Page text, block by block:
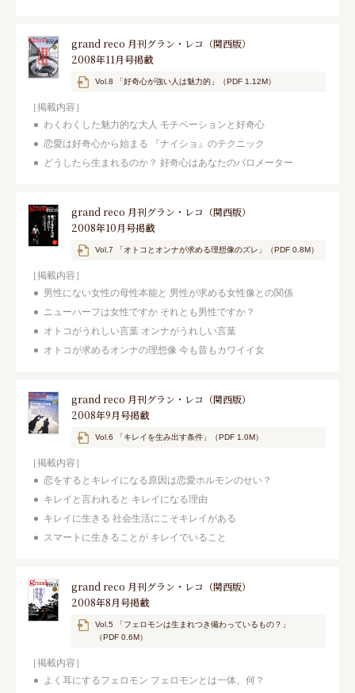
grand reco 月刊グラン・レコ（関西版）
2008年11月号掲載
Vol.8 「好奇心が強い人は魅力的」（PDF 1.12M）
［掲載内容］
わくわくした魅力的な大人 モチベーションと好奇心
恋愛は好奇心から始まる 『ナイショ』のテクニック
どうしたら生まれるのか？ 好奇心はあなたのバロメーター
grand reco 月刊グラン・レコ（関西版）
2008年10月号掲載
Vol.7 「オトコとオンナが求める理想像のズレ」（PDF 0.8M）
［掲載内容］
男性にない女性の母性本能と 男性が求める女性像との関係
ニューハーフは女性ですか それとも男性ですか？
オトコがうれしい言葉 オンナがうれしい言葉
オトコが求めるオンナの理想像 今も昔もカワイイ女
grand reco 月刊グラン・レコ（関西版）
2008年9月号掲載
Vol.6 「キレイを生み出す条件」（PDF 1.0M）
［掲載内容］
恋をするとキレイになる原因は恋愛ホルモンのせい？
キレイと言われると キレイになる理由
キレイに生きる 社会生活にこそキレイがある
スマートに生きることが キレイでいること
grand reco 月刊グラン・レコ（関西版）
2008年8月号掲載
Vol.5 「フェロモンは生まれつき備わっているもの？」
（PDF 0.6M）
［掲載内容］
よく耳にするフェロモン フェロモンとは一体、何？